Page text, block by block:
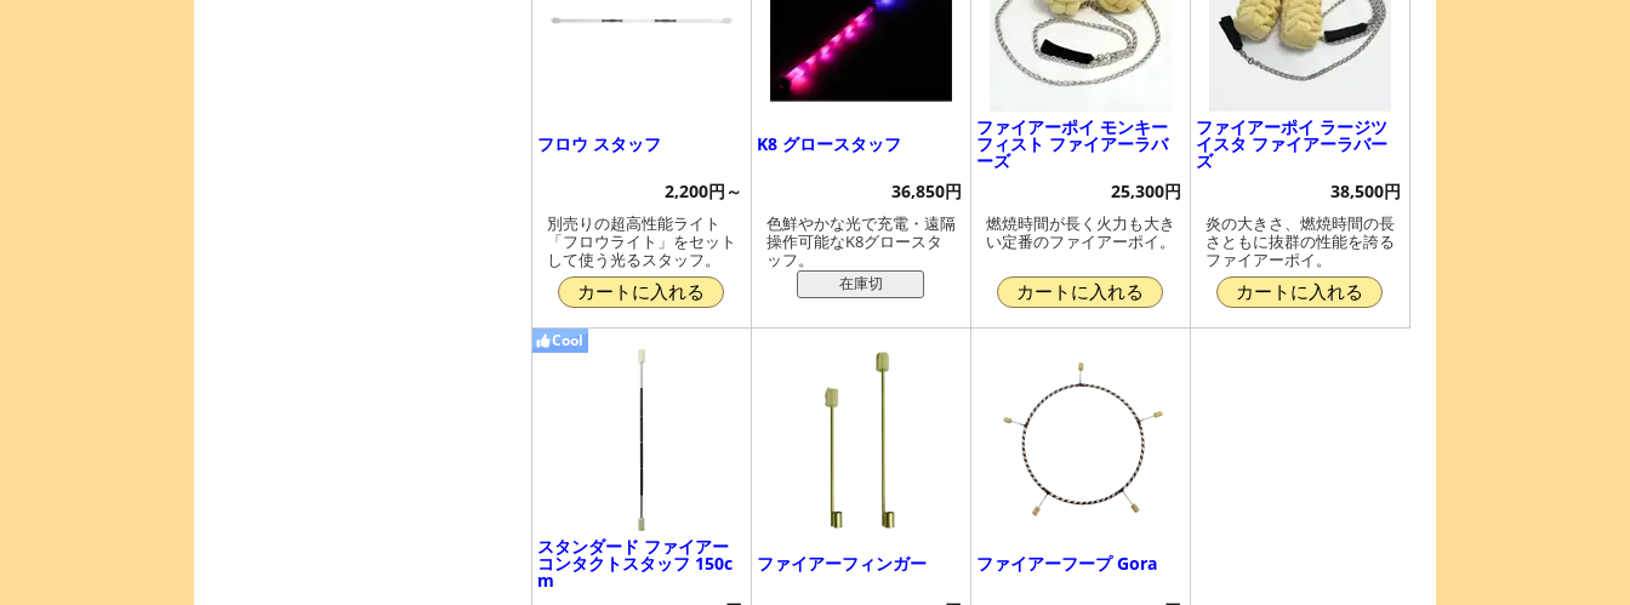
フロウ スタッフ
2,200円～
別売りの超高性能ライト
「フロウライト」をセット
して使う光るスタッフ。
カートに入れる
K8 グロースタッフ
36,850円
色鮮やかな光で充電・遠隔
操作可能なK8グロースタ
ッフ。
在庫切
ファイアーポイ モンキー
フィスト ファイアーラバ
ーズ
25,300円
燃焼時間が長く火力も大き
い定番のファイアーポイ。
カートに入れる
ファイアーポイ ラージツ
イスタ ファイアーラバー
ズ
38,500円
炎の大きさ、燃焼時間の長
さともに抜群の性能を誇る
ファイアーポイ。
カートに入れる
Cool
スタンダード ファイアー
コンタクトスタッフ 150c
m
ファイアーフィンガー ファイアーフープ Gora